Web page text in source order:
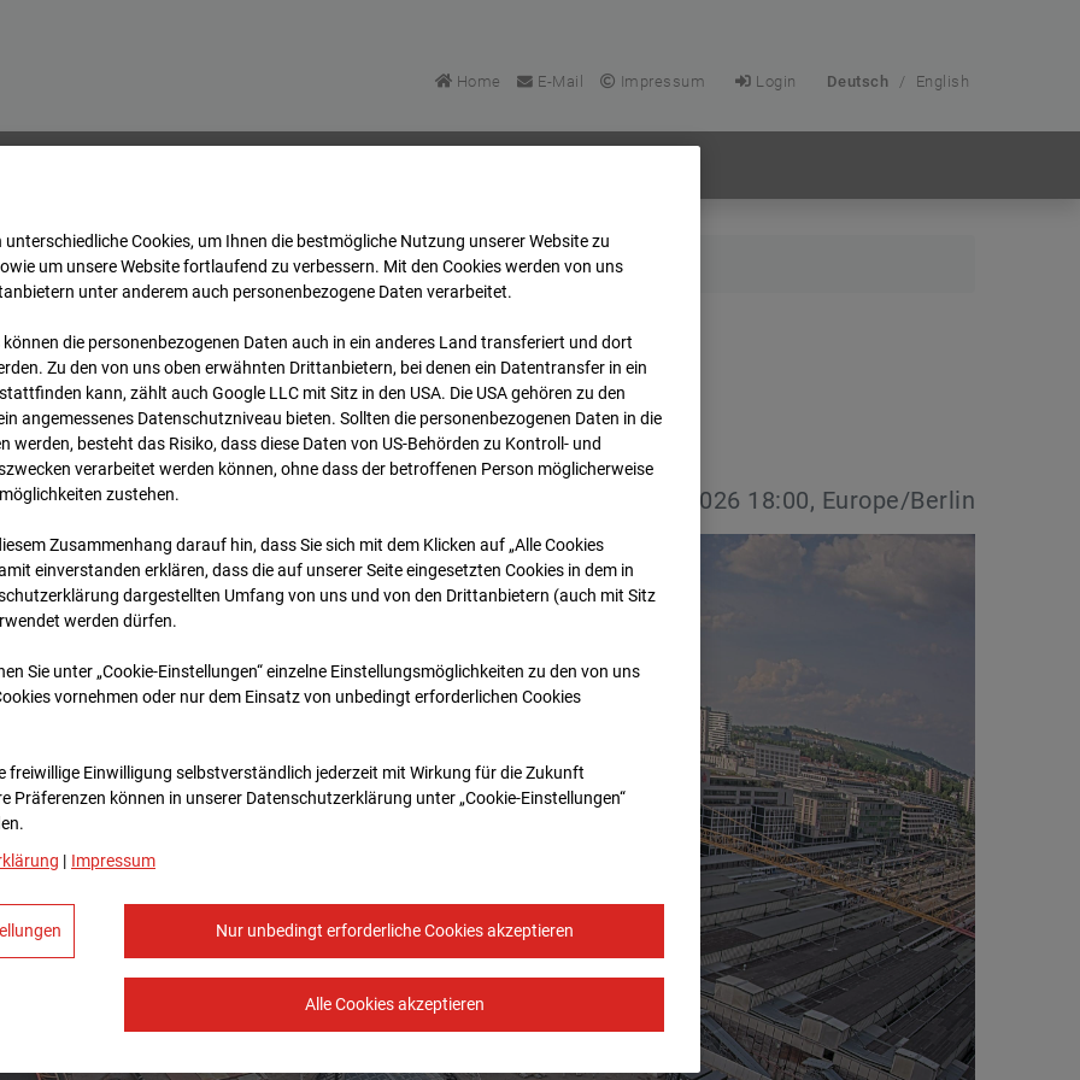
Home E-Mail Impressum Login Deutsch / English
-Cam2 Archiv 2026 07 08 18:00
-Cam2
08.07.2026 18:00, Europe/Berlin
unterschiedliche Cookies, um Ihnen die best­mögliche Nutzung unserer Website zu
um unsere Website fortlaufend zu verbessern. Mit den Cookies werden von uns
unter anderem auch personenbezogene Daten verarbeitet.
können die personenbezogenen Daten auch in ein anderes Land transferiert und dort
Zu den von uns oben erwähnten Drittanbietern, bei denen ein Datentransfer in ein
kann, zählt auch Google LLC mit Sitz in den USA. Die USA gehören zu den
angemessenes Datenschutzniveau bieten. Sollten die personenbezogenen Daten in die
werden, besteht das Risiko, dass diese Daten von US-Behörden zu Kontroll- und
verarbeitet werden können, ohne dass der betroffenen Person möglicherweise
zustehen.
Zusammenhang darauf hin, dass Sie sich mit dem Klicken auf „Alle Cookies
ein­ver­standen erklären, dass die auf unserer Seite eingesetzten Cookies in dem in
dargestellten Umfang von uns und von den Drittanbietern (auch mit Sitz
werden dürfen.
Sie unter „Cookie-Einstellungen“ einzelne Einstellungsmöglichkeiten zu den von uns
vornehmen oder nur dem Einsatz von unbedingt erforderlichen Cookies
freiwillige Einwilligung selbstverständlich jederzeit mit Wirkung für die Zukunft
Prä­fe­renzen können in unserer Datenschutzerklärung unter „Cookie-Einstellungen“
| Impressum
Nur unbedingt erforderliche Cookies akzeptieren
Alle Cookies akzeptieren